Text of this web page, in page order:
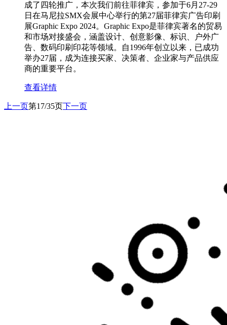
成了四轮推广，本次我们前往菲律宾，参加于6月27-29
日在马尼拉SMX会展中心举行的第27届菲律宾广告印刷
展Graphic Expo 2024。Graphic Expo是菲律宾著名的贸易
和市场对接盛会，涵盖设计、创意影像、标识、户外广
告、数码印刷印花等领域。自1996年创立以来，已成功
举办27届，成为连接买家、决策者、企业家与产品供应
商的重要平台。
查看详情
上一页第17/35页下一页